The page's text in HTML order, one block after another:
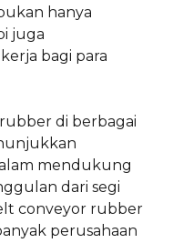
hanya
juga
bagi para
di berbagai
mendukung
dari segi
conveyor rubber
perusahaan